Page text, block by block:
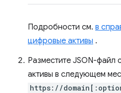
Подробности см. в
цифровые активы .
Разместите JSON-файл
активы в следующем
https://